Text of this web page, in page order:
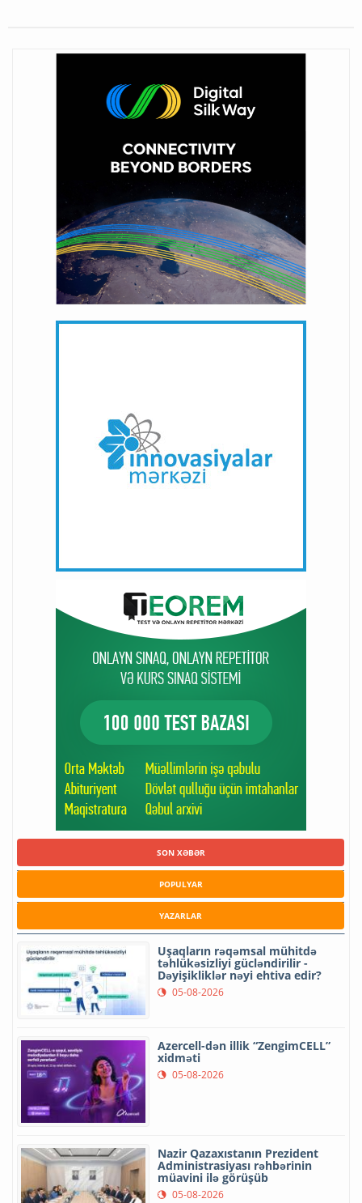
SON XƏBƏR
POPULYAR
YAZARLAR
Uşaqların rəqəmsal mühitdə
təhlükəsizliyi gücləndirilir -
Dəyişikliklər nəyi ehtiva edir?
05-08-2026
Azercell-dən illik “ZengimCELL”
xidməti
05-08-2026
Nazir Qazaxıstanın Prezident
Administrasiyası rəhbərinin
müavini ilə görüşüb
05-08-2026